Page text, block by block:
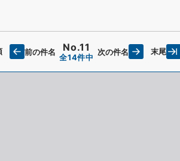
前の件名 No.11
全14件中
次の件名 末尾